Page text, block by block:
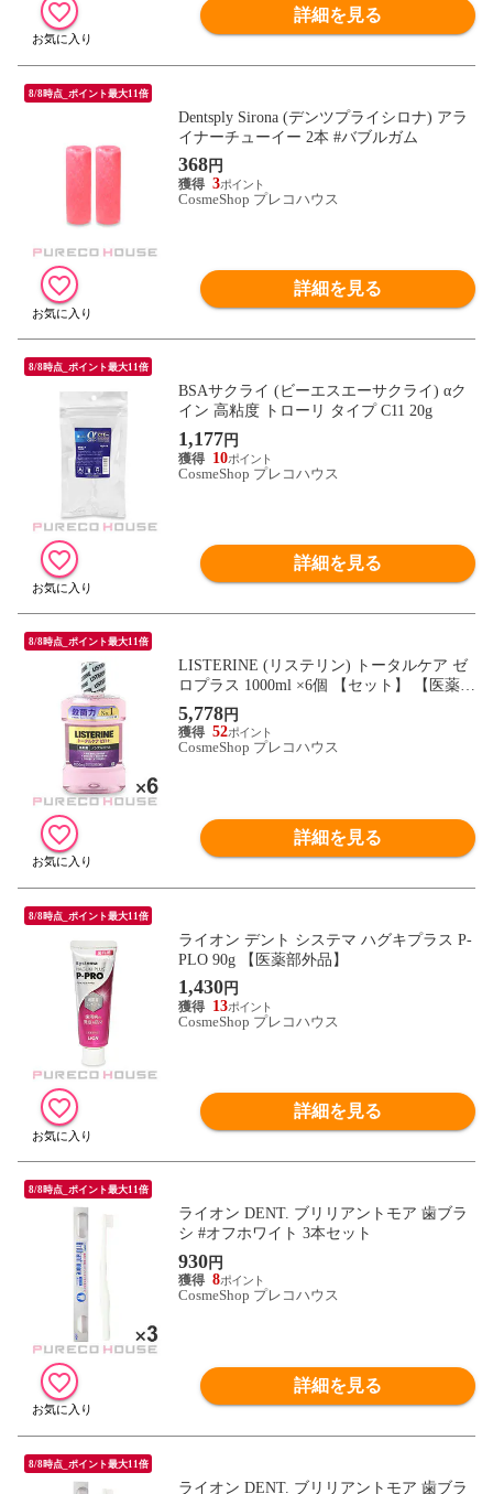
詳細を見る
8/8時点_ポイント最大11倍
Dentsply Sirona (デンツプライシロナ) アラ
イナーチューイー 2本 #バブルガム
368円
3
CosmeShop プレコハウス
詳細を見る
8/8時点_ポイント最大11倍
BSAサクライ (ビーエスエーサクライ) αク
イン 高粘度 トローリ タイプ C11 20g
1,177 円
10
CosmeShop プレコハウス
詳細を見る
8/8時点_ポイント最大11倍
LISTERINE (リステリン) トータルケア ゼ
ロプラス 1000ml ×6個 【セット】 【医薬部
外品】
5,778円
52
CosmeShop プレコハウス
詳細を見る
8/8時点_ポイント最大11倍
ライオン デント システマ ハグキプラス P-
PLO 90g 【医薬部外品】
1,430円
13
CosmeShop プレコハウス
詳細を見る
8/8時点_ポイント最大11倍
ライオン DENT. ブリリアントモア 歯ブラ
シ #オフホワイト 3本セット
930円
8
CosmeShop プレコハウス
詳細を見る
8/8時点_ポイント最大11倍
ライオン DENT. ブリリアントモア 歯ブラ